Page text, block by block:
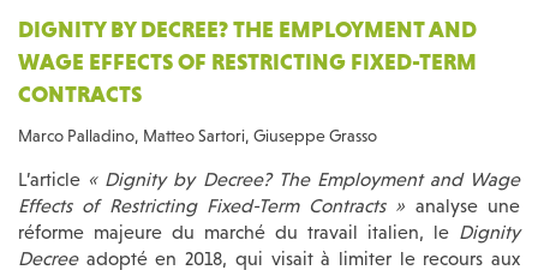
DIGNITY BY DECREE? THE EMPLOYMENT AND
WAGE EFFECTS OF RESTRICTING FIXED-TERM
CONTRACTS
Marco Palladino, Matteo Sartori, Giuseppe Grasso
L’article « Dignity by Decree? The Employment and Wage
Effects of Restricting Fixed-Term Contracts » analyse une
réforme majeure du marché du travail italien, le Dignity
Decreeadopté en 2018, qui visait à limiter le recours aux